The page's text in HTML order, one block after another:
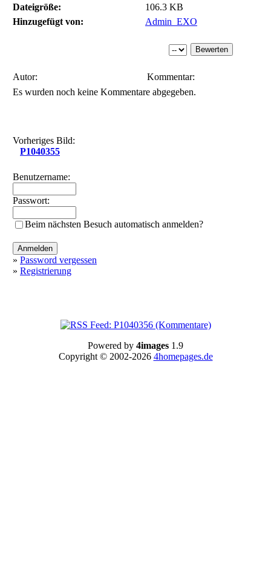
Dateigröße:
106.3 KB
Hinzugefügt von:
Admin_EXO
Autor:
Kommentar:
Es wurden noch keine Kommentare abgegeben.
Vorheriges Bild:
P1040355
Benutzername:
Passwort:
Beim nächsten Besuch automatisch anmelden?
» Password vergessen
» Registrierung
Powered by 4images 1.9
Copyright © 2002-2026 4homepages.de